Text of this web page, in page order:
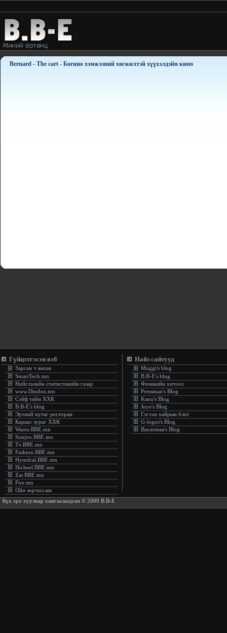
Bernard - The cart - Богино хэмжээний хөгжилтэй хүүхэлдэйн кино
Гүйцэтгэсэн вэб
Зарсан ч яахав
SmartTech.mn
Нийслэлийн статистикийн газар
www.Dindon.mn
Сэйф тайм ХХК
B.B-E's blog
Эртний нутаг ресторан
Каркас зураг ХХК
Warez.BBE.mn
Sonjoo.BBE.mn
Tv.BBE.mn
Fashion.BBE.mn
Hymdral.BBE.mn
Hicheel.BBE.mn
Zar.BBE.mn
Fire.mn
Ойн зөрчил.мн
Найз сайтууд
Muggi's blog
B.B-E's blog
Физикийн хичээл
Pressman's Blog
Kanu's Blog
Juye's Blog
Гэгээн хайрын блог
G-logus's Blog
Bayarmaa's Blog
Бүх эрх хуулиар хамгаалагдсан © 2009 B.B-E